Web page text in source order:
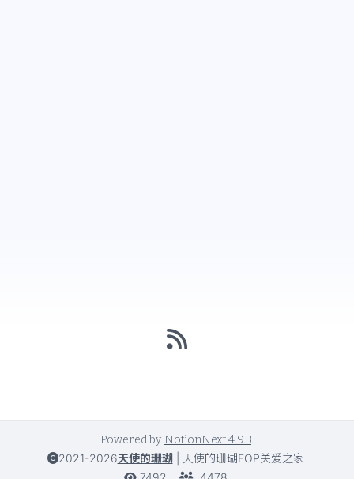
Powered by NotionNext4.9.3.
2021-2026天使的珊瑚
天使的珊瑚FOP关爱之家